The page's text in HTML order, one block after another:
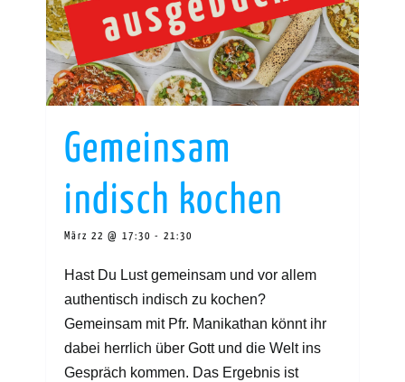
Gemeinsam
indisch kochen
März 22 @ 17:30 - 21:30
Hast Du Lust gemeinsam und vor allem
authentisch indisch zu kochen?
Gemeinsam mit Pfr. Manikathan könnt ihr
dabei herrlich über Gott und die Welt ins
Gespräch kommen. Das Ergebnis ist